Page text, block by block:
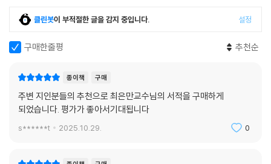
01 모델링
1 관점과 추상화 수준
2 소프트웨어와 모델링
3 모델 사이의 관계
02 UML
2 모델링 과정
03 정적 모델링
1 객체지향 개념
04 동적 모델링
- 서버 구축을 위한 기술이 꾸준히 빠르게 발전하며 그 설계 이론도 빠르게
진화한다. 객체지향 설계 원리를 기초로 컴포넌트를 기반으로 조립 완성하
는 형태로 개발된다. 따라서 클린 아키텍처를 포함한 컴포넌트 구성 원리
- 다양한 인터페이스와 단말기의 등장과 클라이언트 코딩 기법의 발전으
- 클라우드 운영 환경으로 지속적인 배포와 운영이 필요하다. 따라서 테스
트 자동화 개념부터 자동 빌드, 배포에 이르는 DevOps 개념을 11장에 추
가하였다.
뿐만 아니라 정보시스템 감리사, 기술사 시험까지 준비할 수 있도록 내용
클린봇이 부적절한 글을 감지 중입니다. 설정
구매한줄평 추천순
종이책 구매
주변 지인분들의 추천으로 최은만교수님의 서적을 구매하게
되었습니다. 평가가 좋아서기대됩니다
s******t 2025.10.29. 0